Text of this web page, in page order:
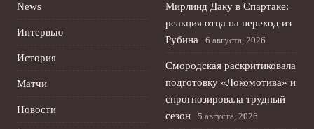
News
Интервью
История
Матчи
Новости
Мирлинд Даку в Спартаке:
реакция отца на переход из
Рубина
6 августа, 2026
Смородская раскритиковала
подготовку «Локомотива» и
спрогнозировала трудный
сезон
5 августа, 2026